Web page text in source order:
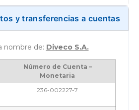
y transferencias a cuentas
nombre de: Diveco S.A.
Número de Cuenta –
Monetaria
236-002227-7